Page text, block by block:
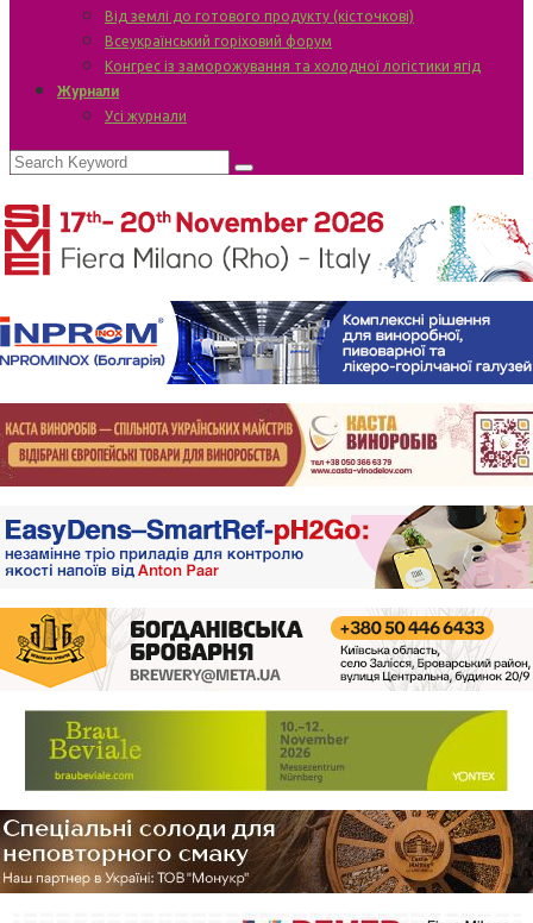
Від землі до готового продукту (кісточкові)
Всеукраїнський горіховий форум
Конгрес із заморожування та холодної логістики ягід
Журнали
Усі журнали